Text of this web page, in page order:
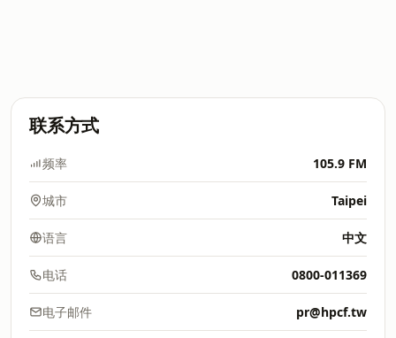
联系方式
频率 105.9 FM
城市 Taipei
语言 中文
电话 0800-011369
电子邮件 pr@hpcf.tw